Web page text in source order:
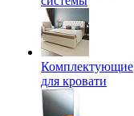
Комплектующие
для кровати